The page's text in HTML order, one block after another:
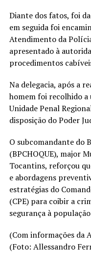
Diante dos fatos, foi
em seguida foi
Atendimento da
apresentado à
procedimentos
Na delegacia, após a
homem foi recolhido a
Unidade Penal
disposição do Poder
O subcomandante do
(BPCHOQUE), major
Tocantins, reforçou
e abordagens
estratégias do
(CPE) para coibir a
segurança à
(Com informações da
(Foto: Allessandro